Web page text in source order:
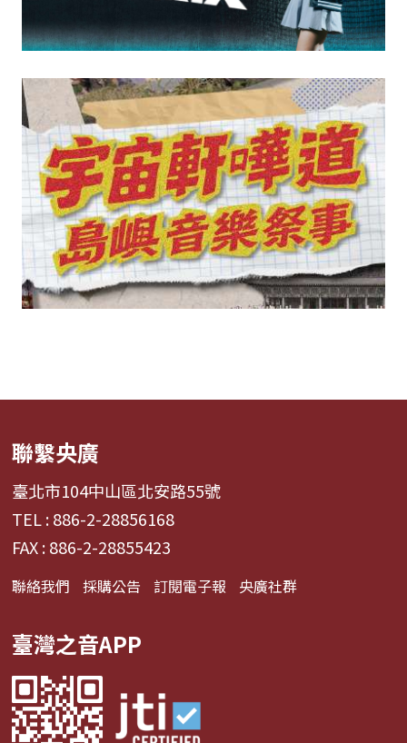
聯繫央廣
臺北市104中山區北安路55號
TEL : 886-2-28856168
FAX : 886-2-28855423
聯絡我們 採購公告 訂閱電子報 央廣社群
臺灣之音APP